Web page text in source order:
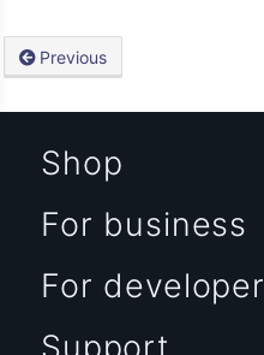
Previous
Shop
For business
For developer